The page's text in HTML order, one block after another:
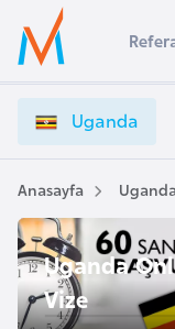
Ülke Seçimi
Başvuru yapmak
Üye
Girişi
g
n
d
a
V
i
z
e
İ
Uganda
Anasayfa
Uganda
Vize
s
t
r
a
A
v